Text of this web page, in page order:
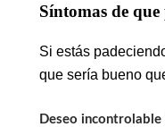
Síntomas de
Si estás
que sería bueno
Deseo incontrolable